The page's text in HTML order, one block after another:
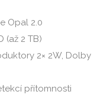
Opal 2.0
(až 2 TB)
2× 2W, Dolby
přítomnosti